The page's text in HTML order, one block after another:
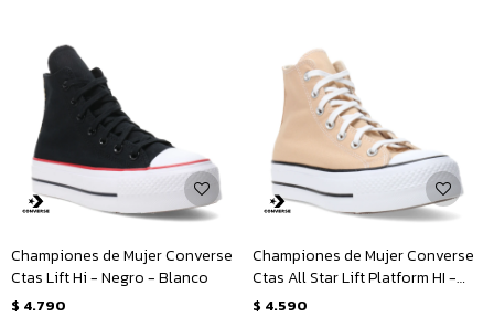
Championes de Mujer Converse
Ctas Lift Hi - Negro - Blanco
$ 4.790
Championes de Mujer Converse
Ctas All Star Lift Platform HI -
Beige - Blanco
$ 4.590